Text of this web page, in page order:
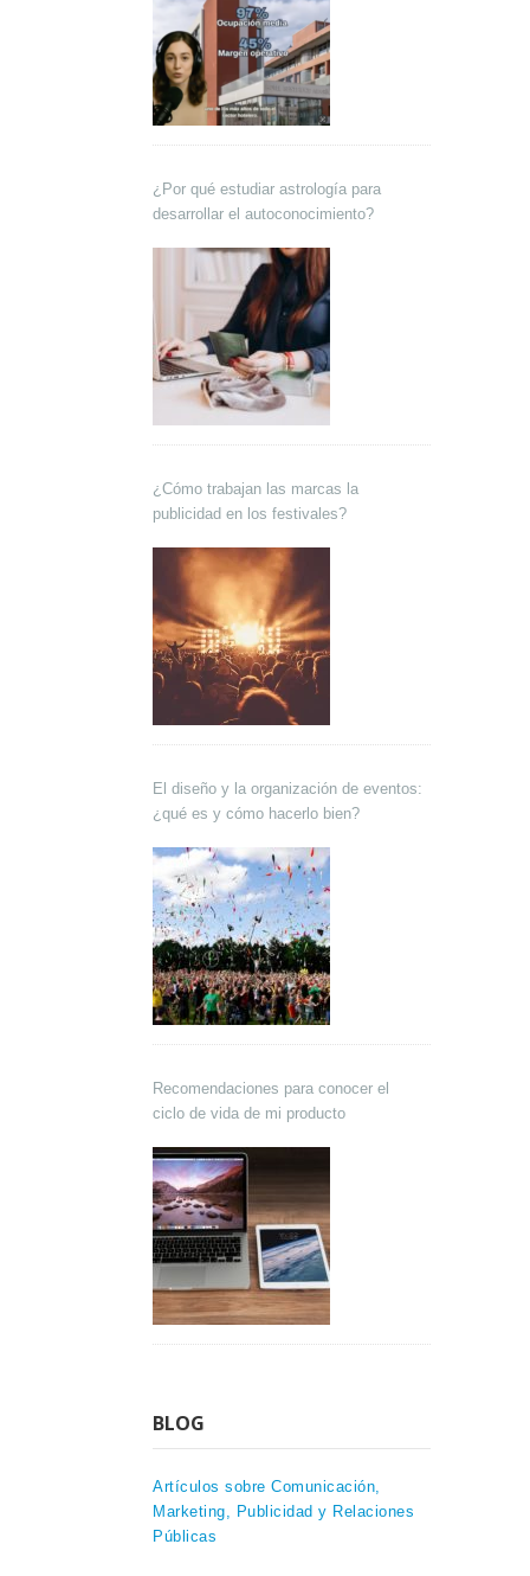
¿Por qué estudiar astrología para
desarrollar el autoconocimiento?
¿Cómo trabajan las marcas la
publicidad en los festivales?
El diseño y la organización de eventos:
¿qué es y cómo hacerlo bien?
Recomendaciones para conocer el
ciclo de vida de mi producto
BLOG
Artículos sobre Comunicación,
Marketing, Publicidad y Relaciones
Públicas